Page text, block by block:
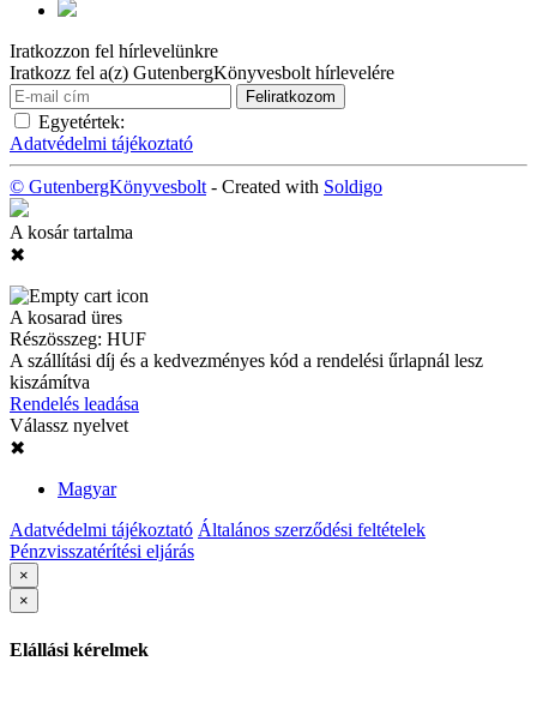
Iratkozzon fel hírlevelünkre
Iratkozz fel a(z) GutenbergKönyvesbolt hírlevelére
Egyetértek:
Adatvédelmi tájékoztató
© GutenbergKönyvesbolt - Created with Soldigo
A kosár tartalma
✖
A kosarad üres
Részösszeg: HUF
A szállítási díj és a kedvezményes kód a rendelési űrlapnál lesz
kiszámítva
Rendelés leadása
Válassz nyelvet
✖
Magyar
Adatvédelmi tájékoztató Általános szerződési feltételek
Pénzvisszatérítési eljárás
×
×
Elállási kérelmek